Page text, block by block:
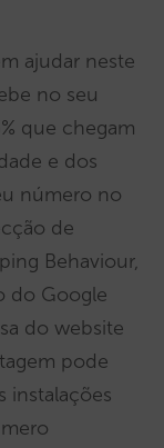
ajudar neste
no seu
que chegam
e dos
número no
de
Behaviour,
do Google
do website
pode
instalações